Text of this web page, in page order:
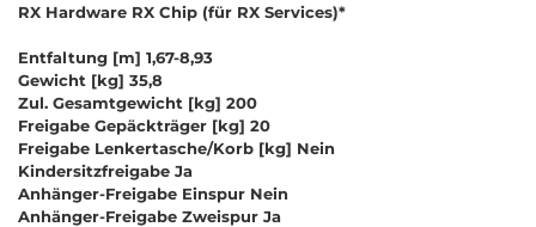
RX Hardware RX Chip (für RX Services)*
Entfaltung [m] 1,67-8,93
Gewicht [kg] 35,8
Zul. Gesamtgewicht [kg] 200
Freigabe Gepäckträger [kg] 20
Freigabe Lenkertasche/Korb [kg] Nein
Kindersitzfreigabe Ja
Anhänger-Freigabe Einspur Nein
Anhänger-Freigabe Zweispur Ja